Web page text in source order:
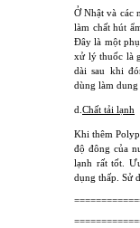
Ở Nhật và các
làm chất hút
Đây là một
xử lý thuốc là
dài sau khi
dùng làm
d. Chất tải lạnh
Khi thêm
độ đông của
lạnh rất tốt.
dụng thấp. Sử